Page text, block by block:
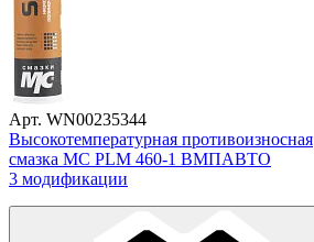
Арт. WN00235344
Высокотемпературная противоизносная
смазка МС PLM 460-1 ВМПАВТО
3 модификации